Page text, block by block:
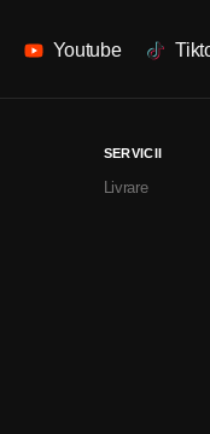
Youtube
SERVICII
Livrare